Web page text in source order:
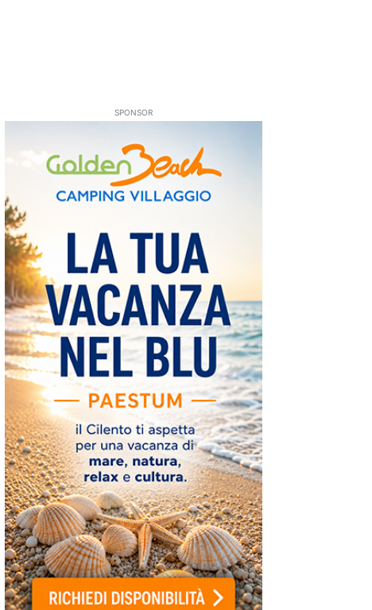
SPONSOR